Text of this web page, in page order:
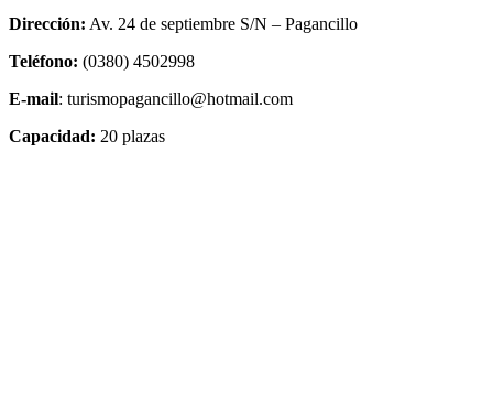
Dirección: Av. 24 de septiembre S/N – Pagancillo
Teléfono: (0380) 4502998
E-mail: turismopagancillo@hotmail.com
Capacidad: 20 plazas